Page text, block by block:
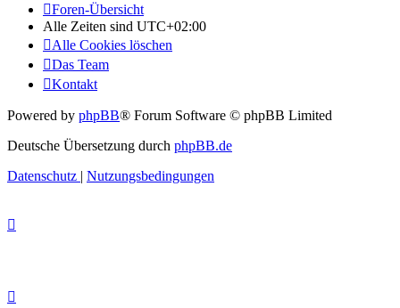
Foren-Übersicht
Alle Zeiten sind UTC+02:00
Alle Cookies löschen
Das Team
Kontakt
Powered by phpBB® Forum Software © phpBB Limited
Deutsche Übersetzung durch phpBB.de
Datenschutz | Nutzungsbedingungen